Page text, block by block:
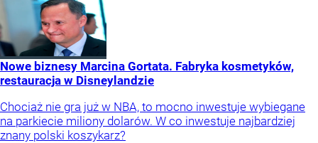
Nowe biznesy Marcina Gortata. Fabryka kosmetyków,
restauracja w Disneylandzie
Chociaż nie gra już w NBA, to mocno inwestuje wybiegane
na parkiecie miliony dolarów. W co inwestuje najbardziej
znany polski koszykarz?